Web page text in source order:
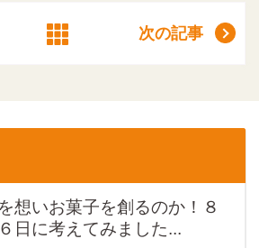
次の記事
想いお菓子を創るのか！８
日に考えてみました...